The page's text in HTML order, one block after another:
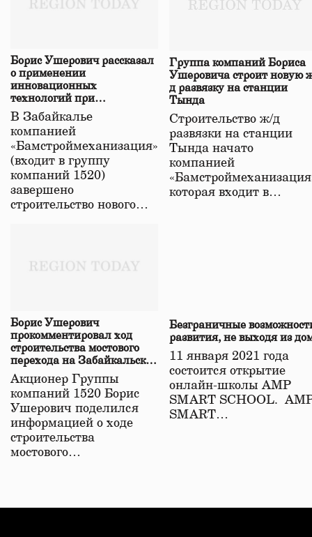
Борис Ушерович рассказал
о применении
инновационных
технологий при
строительстве нового моста
в Забайкалье
В Забайкалье
компанией
«Бамстроймеханизация»
(входит в группу
компаний 1520)
завершено
строительство нового…
Группа компаний Бориса
Ушеровича строит новую
д развязку на станции
Тында
Строительство ж/д
развязки на станции
Тында начато
компанией
которая входит в…
Борис Ушерович
прокомментировал ход
строительства мостового
перехода на Забайкальской
железной дороге
Акционер Группы
компаний 1520 Борис
Ушерович поделился
информацией о ходе
строительства
мостового…
Безграничные
развития, не выходя из
11 января 2021 года
состоится открытие
онлайн-школы АМР
SMART SCHOOL.
SMART…